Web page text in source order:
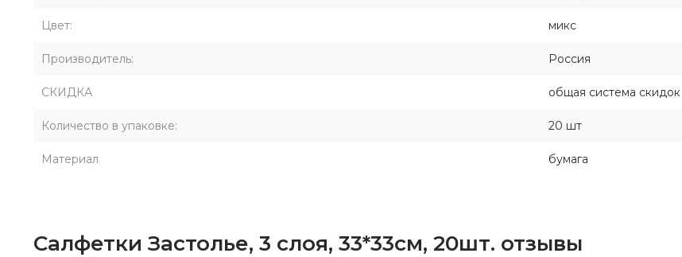
Цвет: микс
Производитель: Россия
СКИДКА общая система скидок
Количество в упаковке: 20 шт
Материал бумага
Салфетки Застолье, 3 слоя, 33*33см, 20шт. отзывы